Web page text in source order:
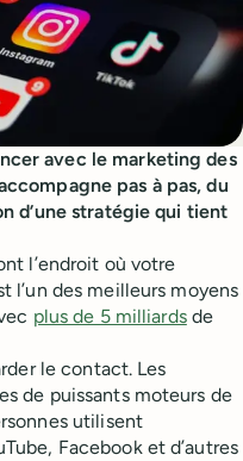
avec le marketing des
pas à pas, du
d’une stratégie qui tient
l’endroit où votre
l’un des meilleurs moyens
plus de 5 milliardsde
le contact. Les
de puissants moteurs de
utilisent
Facebook et d’autres